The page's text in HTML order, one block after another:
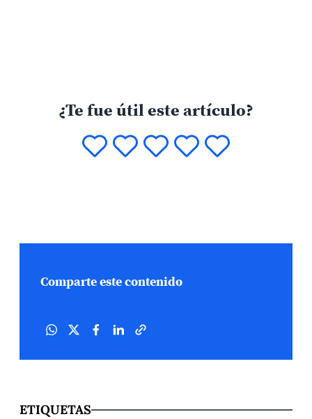
¿Te fue útil este artículo?
Comparte este contenido
ETIQUETAS